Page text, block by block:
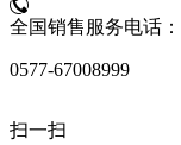
全国销售服务电话：
0577-67008999
扫一扫